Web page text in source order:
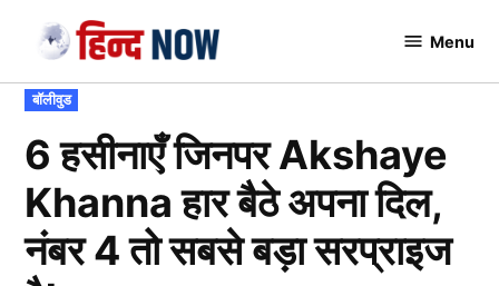
content
Menu
POSTED
IN
बॉलीवुड
6 हसीनाएँ जिनपर Akshaye
Khanna हार बैठे अपना दिल,
नंबर 4 तो सबसे बड़ा सरप्राइज